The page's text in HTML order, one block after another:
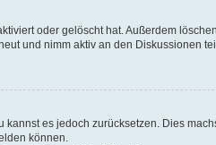
oder gelöscht hat. Außerdem
und nimm aktiv an den Diskussionen
es jedoch zurücksetzen. Dies
können.